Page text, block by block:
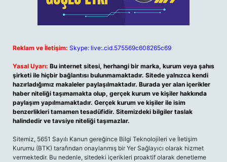
Reklam ve İletişim: Skype: live:.cid.575569c608265c69
Yasal Uyarı: Bu internet sitesi, herhangi bir marka, kurum veya şahıs
şirketi ile hiçbir bağlantısı bulunmamaktadır. Sitede yalnızca kendi
hazırladığımız makaleler paylaşılmaktadır. Burada yer alan içerikler
haber niteliği taşımamakta olup, gerçek kurum ve kişiler hakkında
paylaşım yapılmamaktadır. Gerçek kurum ve kişiler ile isim
benzerlikleri tamamen tesadüfidir. Sitemizdeki bilgiler taslak
halindedir ve tavsiye niteliği taşımazlar.
Sitemiz, 5651 Sayılı Kanun gereğince Bilgi Teknolojileri ve İletişim
Kurumu (BTK) tarafından onaylanmış bir Yer Sağlayıcı olarak hizmet
vermektedir. Bu nedenle, sitedeki içerikleri proaktif olarak denetleme